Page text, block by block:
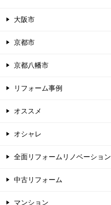
大阪市
京都市
京都八幡市
リフォーム事例
オススメ
オシャレ
全面リフォームリノベーション
中古リフォーム
マンション